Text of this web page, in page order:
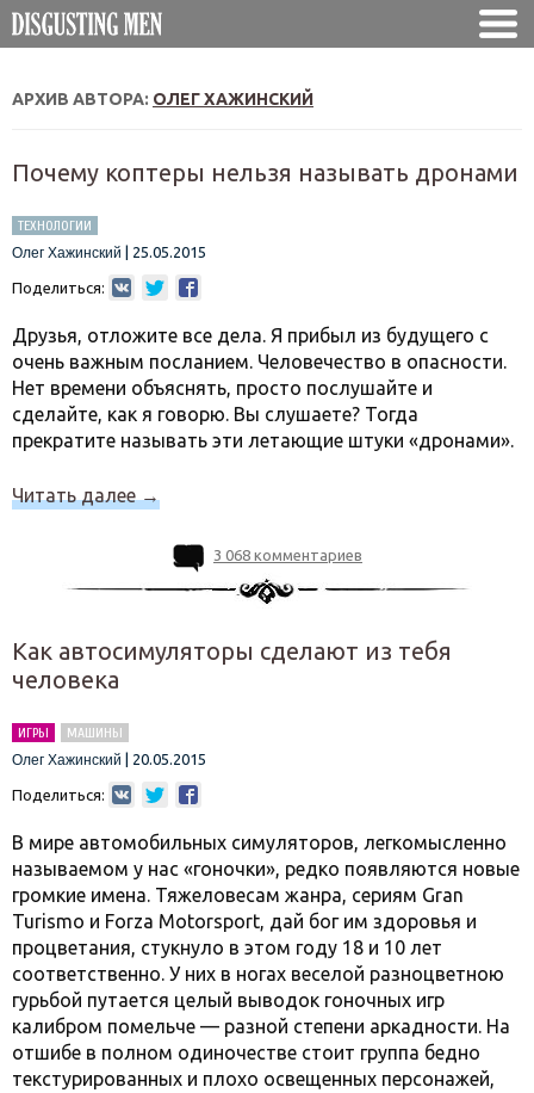
АРХИВ АВТОРА: ОЛЕГ ХАЖИНСКИЙ
Почему коптеры нельзя называть дронами
ТЕХНОЛОГИИ
Олег Хажинский
25.05.2015
Поделиться:
Друзья, отложите все дела. Я прибыл из будущего с
очень важным посланием. Человечество в опасности.
Нет времени объяснять, просто послушайте и
сделайте, как я говорю. Вы слушаете? Тогда
прекратите называть эти летающие штуки «дронами».
Читать далее→
3 068 комментариев
Как автосимуляторы сделают из тебя
человека
ИГРЫ
МАШИНЫ
Олег Хажинский
20.05.2015
Поделиться:
В мире автомобильных симуляторов, легкомысленно
называемом у нас «гоночки», редко появляются новые
громкие имена. Тяжеловесам жанра, сериям Gran
Turismo и Forza Motorsport, дай бог им здоровья и
процветания, стукнуло в этом году 18 и 10 лет
соответственно. У них в ногах веселой разноцветною
гурьбой путается целый выводок гоночных игр
калибром помельче — разной степени аркадности. На
отшибе в полном одиночестве стоит группа бедно
текстурированных и плохо освещенных персонажей,